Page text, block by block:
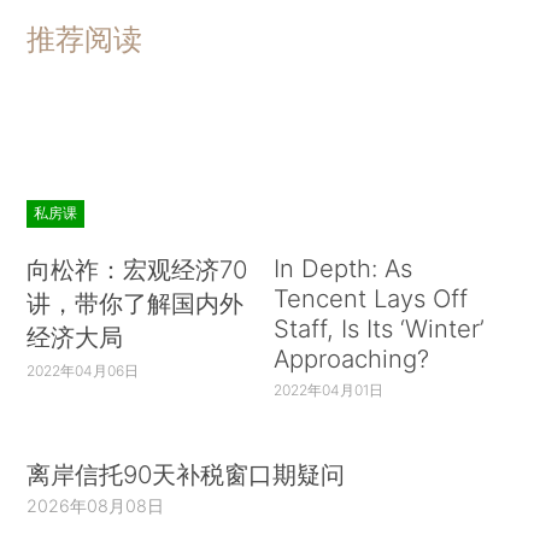
推荐阅读
私房课
向松祚：宏观经济70
讲，带你了解国内外
经济大局
2022年04月06日
In Depth: As
Tencent Lays Off
Staff, Is Its ‘Winter’
Approaching?
2022年04月01日
离岸信托90天补税窗口期疑问
2026年08月08日